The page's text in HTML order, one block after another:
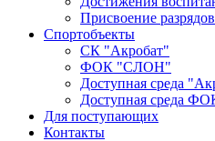
Присвоение разрядов
Спортобъекты
СК "Акробат"
ФОК "СЛОН"
Доступная среда
Доступная среда
Для поступающих
Контакты